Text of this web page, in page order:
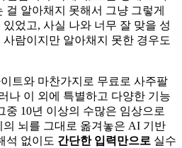
걸 알아채지 못해서 그냥 그렇게
었고, 사실 나와 너무 잘 맞을 성
람이지만 알아채지 못한 경우도
트와 마찬가지로 무료로 사주팔
나 이 외에 특별하고 다양한 기능
중 10년 이상의 수많은 임상으로
뇌를 그대로 옮겨놓은 AI 기반
석 없이도 간단한 입력만으로 실수